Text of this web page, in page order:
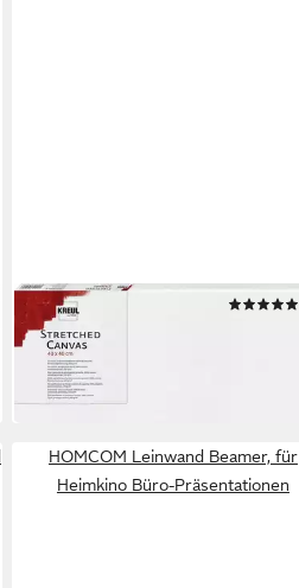
KREUL
Leinwand Kreul Keilrahmen 40 x 40
cm
6,64 €
in 2-3 Werktagen bei dir
HOMCOM Leinwand Beamer, für
Heimkino Büro-Präsentationen